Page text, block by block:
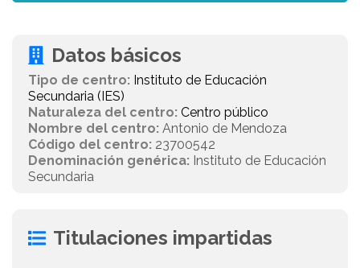
Datos básicos
Tipo de centro: Instituto de Educación
Secundaria (IES)
Naturaleza del centro: Centro público
Nombre del centro: Antonio de Mendoza
Código del centro: 23700542
Denominación genérica: Instituto de Educación
Secundaria
Titulaciones impartidas